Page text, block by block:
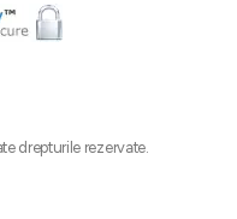
drepturile rezervate.